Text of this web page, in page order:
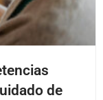
de